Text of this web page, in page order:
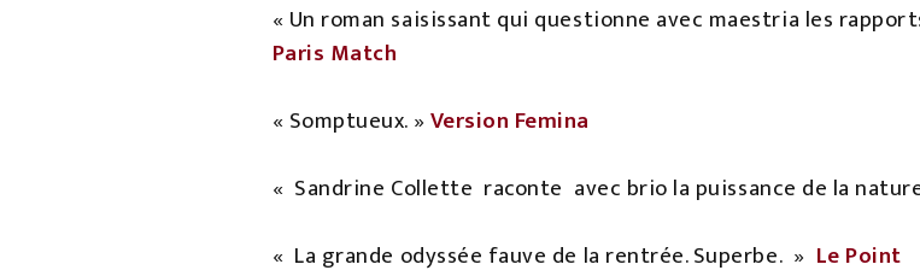
« Un roman saisissant qui questionne avec maestria les
Paris Match
« Somptueux. »Version Femina
« Sandrine Collette raconte avec brio la puissance de la
« La grande odyssée fauve de la rentrée. Superbe. » Le Point